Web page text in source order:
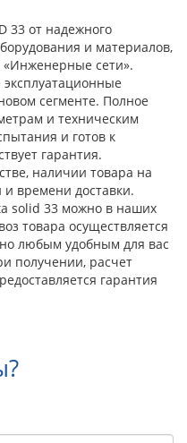
33 от надежного
и материалов,
«Инженерные сети».
сегменте. Полное
и техническим
и готов к
гарантия.
наличии товара на
и времени доставки.
solid 33 можно в наших
товара осуществляется
любым удобным для вас
получении, расчет
гарантия